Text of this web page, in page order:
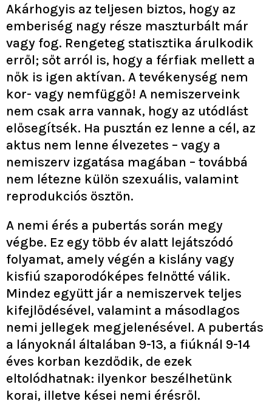
Akárhogyis az teljesen biztos, hogy az
emberiség nagy része maszturbált már
vagy fog. Rengeteg statisztika árulkodik
erről; sőt arról is, hogy a férfiak mellett a
nők is igen aktívan. A tevékenység nem
kor- vagy nemfüggő! A nemiszerveink
nem csak arra vannak, hogy az utódlást
elősegítsék. Ha pusztán ez lenne a cél, az
aktus nem lenne élvezetes – vagy a
nemiszerv izgatása magában – továbbá
nem létezne külön szexuális, valamint
reprodukciós ösztön.
A nemi érés a pubertás során megy
végbe. Ez egy több év alatt lejátszódó
folyamat, amely végén a kislány vagy
kisfiú szaporodóképes felnőtté válik.
Mindez együtt jár a nemiszervek teljes
kifejlődésével, valamint a másodlagos
nemi jellegek megjelenésével. A pubertás
a lányoknál általában 9-13, a fiúknál 9-14
éves korban kezdődik, de ezek
eltolódhatnak: ilyenkor beszélhetünk
korai, illetve kései nemi érésről.